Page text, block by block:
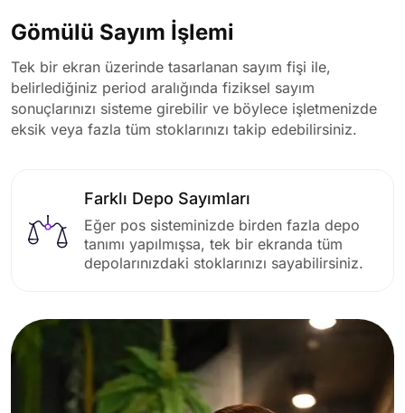
Gömülü Sayım İşlemi
Tek bir ekran üzerinde tasarlanan sayım fişi ile,
belirlediğiniz period aralığında fiziksel sayım
sonuçlarınızı sisteme girebilir ve böylece işletmenizde
eksik veya fazla tüm stoklarınızı takip edebilirsiniz.
Farklı Depo Sayımları
Eğer pos sisteminizde birden fazla depo
tanımı yapılmışsa, tek bir ekranda tüm
depolarınızdaki stoklarınızı sayabilirsiniz.